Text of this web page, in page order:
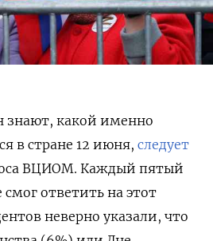
знают, какой именно
в стране 12 июня, следует
ВЦИОМ. Каждый пятый
ответить на этот
неверно указали, что